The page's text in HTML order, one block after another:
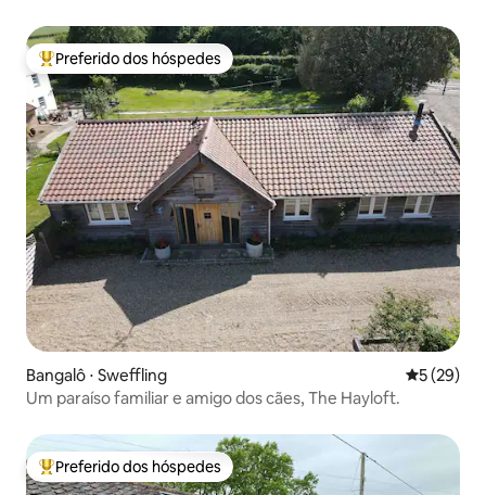
Entre os melhores preferidos dos hóspedes
Preferido dos hóspedes
Bangalô ⋅ Sweffling 5 de uma
5 (29)
Um paraíso familiar e amigo dos cães, The Hayloft.
Entre os melhores preferidos dos hóspedes
Preferido dos hóspedes